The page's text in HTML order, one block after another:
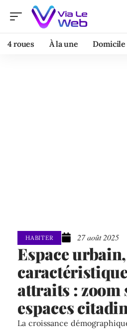
4 roues À la une Domicile
HABITER 27 août 2025
Espace urbain,
attraits : zoom
espaces
La croissance